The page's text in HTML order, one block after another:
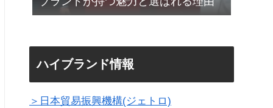
ハイブランド情報
＞日本貿易振興機構(ジェトロ)